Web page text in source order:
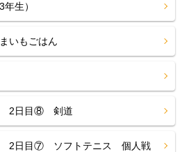
生）
いもごはん
2日目⑧ 剣道
2日目⑦ ソフトテニス 個人戦